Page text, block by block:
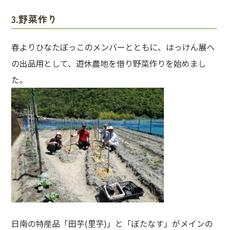
3.野菜作り
春よりひなたぼっこのメンバーとともに、はっけん展へ
の出品用として、遊休農地を借り野菜作りを始めまし
た。
日南の特産品「田芋(里芋)」と「ぼたなす」がメインの